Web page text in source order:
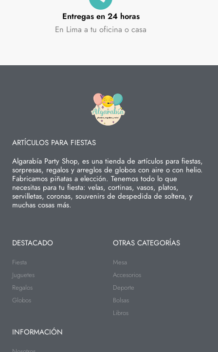
Entregas en 24 horas
En Lima a tu oficina o casa
ARTÍCULOS PARA FIESTAS
Algarabía Party Shop, es una tienda de artículos para fiestas,
sorpresas, regalos y arreglos de globos con aire o con helio.
Fabricamos piñatas a elección. Tenemos todo lo que
necesitas para tu fiesta: velas, cortinas, vasos, platos,
servilletas, coronas, souvenirs de despedida de soltera, y
muchas cosas más.
DESTACADO
Fiesta
Juguetes
Regalos
Globos
OTRAS CATEGORÍAS
Mesa
Accesorios
Deporte
Bolsas
Libros
INFORMACIÓN